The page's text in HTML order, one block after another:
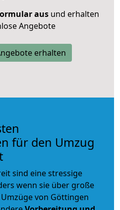
ausund erhalten
Angebote
erhalten
für den Umzug
sind eine stressige
wenn sie über große
von Göttingen